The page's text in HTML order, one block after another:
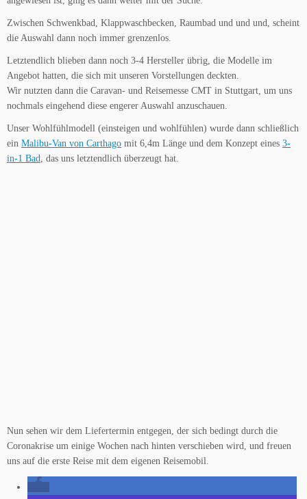
Zwischen Schwenkbad, Klappwaschbecken, Raumbad und und und, scheint
die Auswahl dann noch immer grenzenlos.
Letztendlich blieben dann noch 3-4 Hersteller übrig, die Modelle im
Angebot hatten, die sich mit unseren Vorstellungen deckten.
Wir nutzten dann die Caravan- und Reisemesse CMT in Stuttgart, um uns
nochmals eingehend diese engerer Auswahl anzuschauen.
Unser Wohlfühlmodell (einsteigen und wohlfühlen) wurde dann schließlich
ein Malibu-Van von Carthago mit 6,4m Länge und dem Konzept eines 3-
in-1 Bad, das uns letztendlich überzeugt hat.
Nun sehen wir dem Liefertermin entgegen, der sich bedingt durch die
Coronakrise um einige Wochen nach hinten verschieben wird, und freuen
uns auf die erste Reise mit dem eigenen Reisemobil.